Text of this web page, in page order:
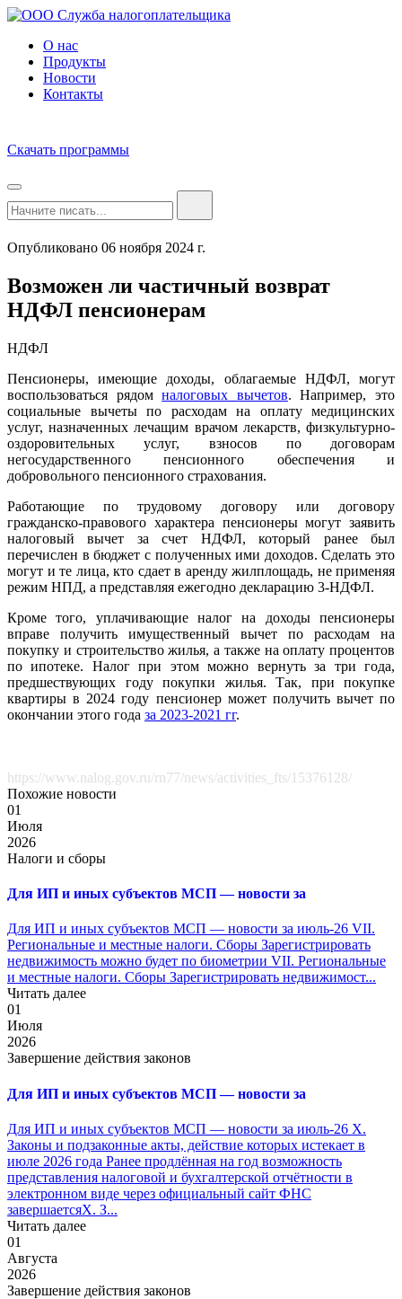
О нас
Продукты
Новости
Контакты
Скачать программы
Опубликовано 06 ноября 2024 г.
Возможен ли частичный возврат
НДФЛ пенсионерам
НДФЛ
Пенсионеры, имеющие доходы, облагаемые НДФЛ, могут
воспользоваться рядомналоговых вычетов. Например, это
социальные вычеты по расходам на оплату медицинских
услуг, назначенных лечащим врачом лекарств, физкультурно-
оздоровительных услуг, взносов по договорам
негосударственного пенсионного обеспечения и
добровольного пенсионного страхования.
Работающие по трудовому договору или договору
гражданско-правового характера пенсионеры могут заявить
налоговый вычет за счет НДФЛ, который ранее был
перечислен в бюджет с полученных ими доходов. Сделать это
могут и те лица, кто сдает в аренду жилплощадь, не применяя
режим НПД, а представляя ежегодно декларацию 3-НДФЛ.
Кроме того, уплачивающие налог на доходы пенсионеры
вправе получить имущественный вычет по расходам на
покупку и строительство жилья, а также на оплату процентов
по ипотеке. Налог при этом можно вернуть за три года,
предшествующих году покупки жилья. Так, при покупке
квартиры в 2024 году пенсионер может получить вычет по
окончании этого года за 2023-2021 гг.
https://www.nalog.gov.ru/rn77/news/activities_fts/15376128/
Похожие новости
01
Июля
2026
Налоги и сборы
Для ИП и иных субъектов МСП — новости за
Для ИП и иных субъектов МСП — новости за июль-26 VII.
Региональные и местные налоги. Сборы Зарегистрировать
недвижимость можно будет по биометрии VII. Региональные
и местные налоги. Сборы Зарегистрировать недвижимост...
Читать далее
01
Июля
2026
Завершение действия законов
Для ИП и иных субъектов МСП — новости за
Для ИП и иных субъектов МСП — новости за июль-26 X.
Законы и подзаконные акты, действие которых истекает в
июле 2026 года Ранее продлённая на год возможность
представления налоговой и бухгалтерской отчётности в
электронном виде через официальный сайт ФНС
завершаетсяX. З...
Читать далее
01
Августа
2026
Завершение действия законов